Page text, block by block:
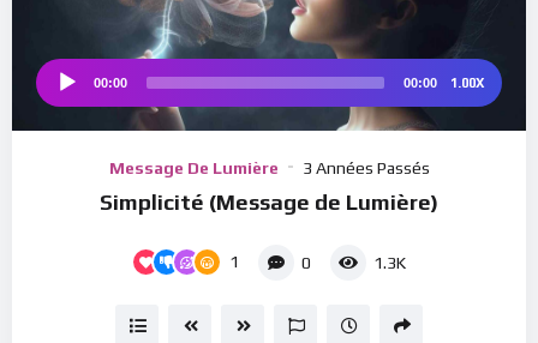
00:00 00:00 1.00X
Message De Lumière 3 Années Passés
Simplicité (Message de Lumière)
1 0 1.3K